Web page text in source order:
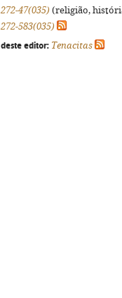
272-47(035) (religião,
272-583(035)
deste editor: Tenacitas